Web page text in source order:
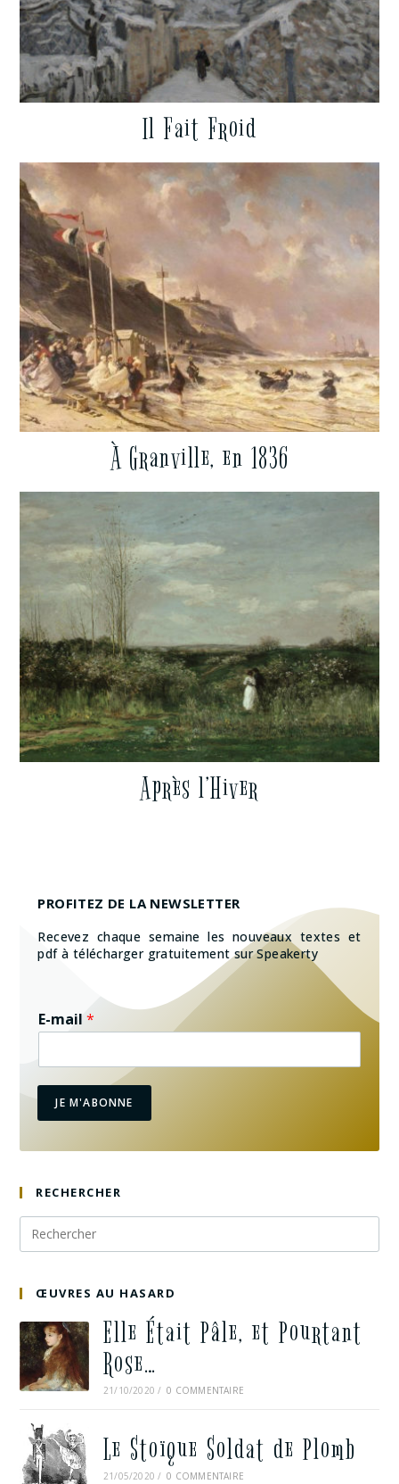
Il Fait Froid
À Granville, en 1836
Après l’Hiver
PROFITEZ DE LA NEWSLETTER
Recevez chaque semaine les nouveaux textes et
pdf à télécharger gratuitement sur Speakerty
E-mail*
JE M'ABONNE
RECHERCHER
ŒUVRES AU HASARD
Elle Était Pâle, et Pourtant
Rose…
21/10/2020 / 0 COMMENTAIRE
Le Stoïque Soldat de Plomb
21/05/2020 / 0 COMMENTAIRE